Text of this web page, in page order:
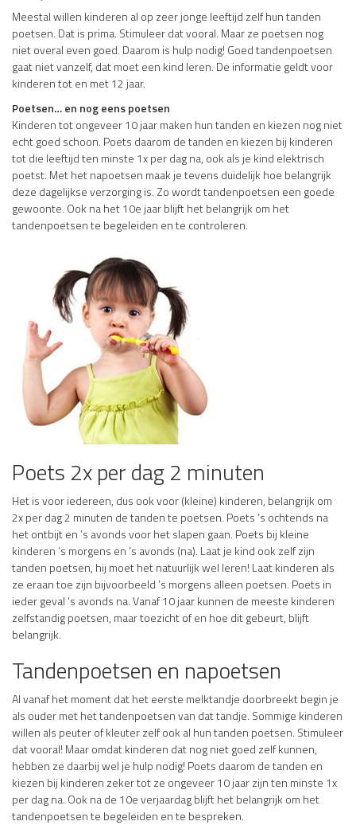
Meestal willen kinderen al op zeer jonge leeftijd zelf hun tanden
poetsen. Dat is prima. Stimuleer dat vooral. Maar ze poetsen nog
niet overal even goed. Daarom is hulp nodig! Goed tandenpoetsen
gaat niet vanzelf, dat moet een kind leren. De informatie geldt voor
kinderen tot en met 12 jaar.
Poetsen… en nog eens poetsen
Kinderen tot ongeveer 10 jaar maken hun tanden en kiezen nog niet
echt goed schoon. Poets daarom de tanden en kiezen bij kinderen
tot die leeftijd ten minste 1x per dag na, ook als je kind elektrisch
poetst. Met het napoetsen maak je tevens duidelijk hoe belangrijk
deze dagelijkse verzorging is. Zo wordt tandenpoetsen een goede
gewoonte. Ook na het 10e jaar blijft het belangrijk om het
tandenpoetsen te begeleiden en te controleren.
Poets 2x per dag 2 minuten
Het is voor iedereen, dus ook voor (kleine) kinderen, belangrijk om
2x per dag 2 minuten de tanden te poetsen. Poets ‘s ochtends na
het ontbijt en ’s avonds voor het slapen gaan. Poets bij kleine
kinderen ’s morgens en ’s avonds (na). Laat je kind ook zelf zijn
tanden poetsen, hij moet het natuurlijk wel leren! Laat kinderen als
ze eraan toe zijn bijvoorbeeld ’s morgens alleen poetsen. Poets in
ieder geval ‘s avonds na. Vanaf 10 jaar kunnen de meeste kinderen
zelfstandig poetsen, maar toezicht of en hoe dit gebeurt, blijft
belangrijk.
Tandenpoetsen en napoetsen
Al vanaf het moment dat het eerste melktandje doorbreekt begin je
als ouder met het tandenpoetsen van dat tandje. Sommige kinderen
willen als peuter of kleuter zelf ook al hun tanden poetsen. Stimuleer
dat vooral! Maar omdat kinderen dat nog niet goed zelf kunnen,
hebben ze daarbij wel je hulp nodig! Poets daarom de tanden en
kiezen bij kinderen zeker tot ze ongeveer 10 jaar zijn ten minste 1x
per dag na. Ook na de 10e verjaardag blijft het belangrijk om het
tandenpoetsen te begeleiden en te bespreken.